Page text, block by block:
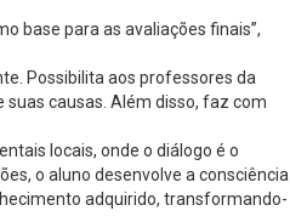
base para as avaliações finais”,
Possibilita aos professores da
causas. Além disso, faz com
locais, onde o diálogo é o
o aluno desenvolve a consciência
adquirido, transformando-